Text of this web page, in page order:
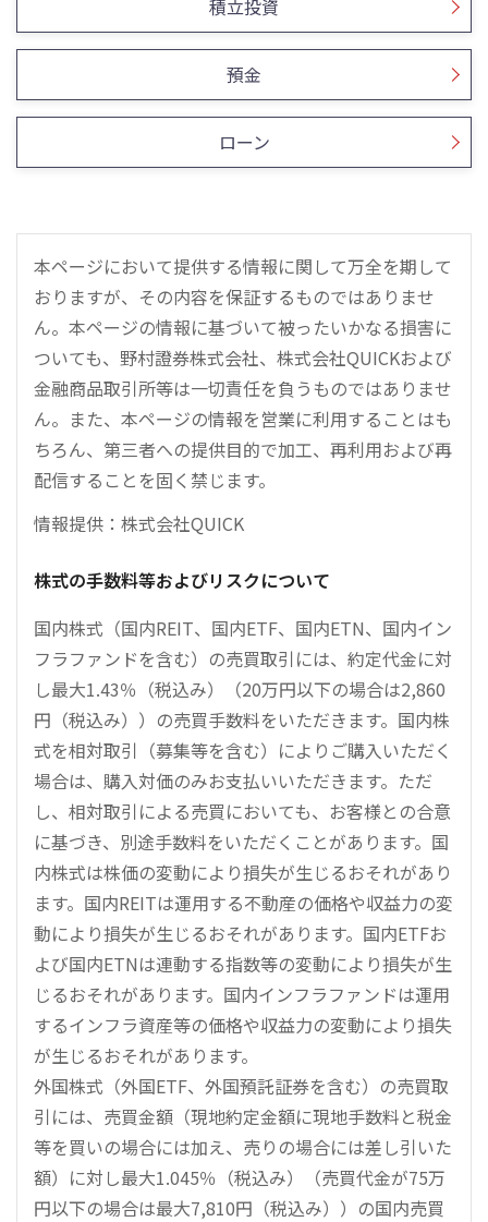
積立投資
預金
ローン
本ページにおいて提供する情報に関して万全を期して
おりますが、その内容を保証するものではありませ
ん。本ページの情報に基づいて被ったいかなる損害に
ついても、野村證券株式会社、株式会社QUICKおよび
金融商品取引所等は一切責任を負うものではありませ
ん。また、本ページの情報を営業に利用することはも
ちろん、第三者への提供目的で加工、再利用および再
配信することを固く禁じます。
情報提供：株式会社QUICK
株式の手数料等およびリスクについて
国内株式（国内REIT、国内ETF、国内ETN、国内イン
フラファンドを含む）の売買取引には、約定代金に対
し最大1.43％（税込み）（20万円以下の場合は2,860
円（税込み））の売買手数料をいただきます。国内株
式を相対取引（募集等を含む）によりご購入いただく
場合は、購入対価のみお支払いいただきます。ただ
し、相対取引による売買においても、お客様との合意
に基づき、別途手数料をいただくことがあります。国
内株式は株価の変動により損失が生じるおそれがあり
ます。国内REITは運用する不動産の価格や収益力の変
動により損失が生じるおそれがあります。国内ETFお
よび国内ETNは連動する指数等の変動により損失が生
じるおそれがあります。国内インフラファンドは運用
するインフラ資産等の価格や収益力の変動により損失
が生じるおそれがあります。
外国株式（外国ETF、外国預託証券を含む）の売買取
引には、売買金額（現地約定金額に現地手数料と税金
等を買いの場合には加え、売りの場合には差し引いた
額）に対し最大1.045％（税込み）（売買代金が75万
円以下の場合は最大7,810円（税込み））の国内売買